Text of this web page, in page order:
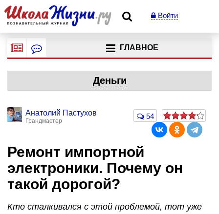
Войти
ГЛАВНОЕ
Деньги
Анатолий Пастухов
Грандмастер
54
Ремонт импортной
электроники. Почему он
такой дорогой?
Кто сталкивался с этой проблемой, тот уже